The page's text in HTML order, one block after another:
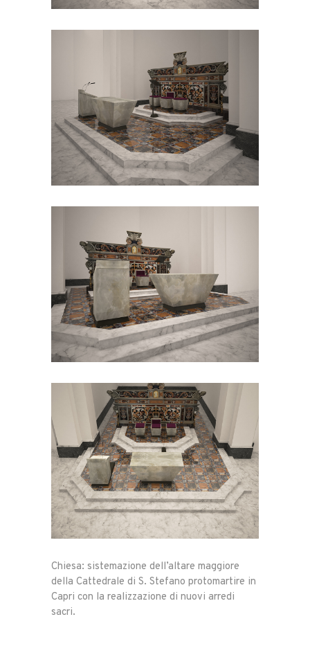
Chiesa: sistemazione dell’altare maggiore
della Cattedrale di S. Stefano protomartire in
Capri con la realizzazione di nuovi arredi
sacri.